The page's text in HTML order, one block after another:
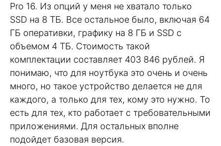
Pro 16. Из опций у меня не хватало только
SSD на 8 ТБ. Все остальное было, включая 64
ГБ оперативки, графику на 8 ГБ и SSD с
объемом 4 ТБ. Стоимость такой
комплектации составляет 403 846 рублей. Я
понимаю, что для ноутбука это очень и очень
много, но такое устройство делается не для
каждого, а только для тех, кому это нужно. То
есть для тех, кто работает с требовательными
приложениями. Для остальных вполне
подойдет базовая версия.